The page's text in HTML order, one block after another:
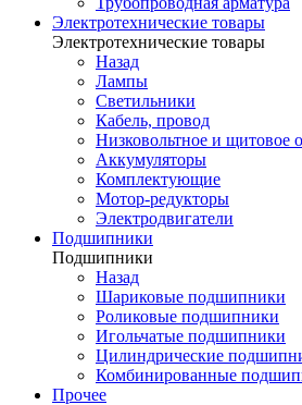
Электротехнические товары
Электротехнические товары
Назад
Лампы
Светильники
Кабель, провод
Низковольтное и щитовое
Аккумуляторы
Комплектующие
Мотор-редукторы
Электродвигатели
Подшипники
Подшипники
Назад
Шариковые подшипники
Роликовые подшипники
Игольчатые подшипники
Цилиндрические
Комбинированные
Прочее